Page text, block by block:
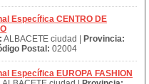
Específica CENTRO DE
ALBACETE ciudad |
Provincia:
Postal: 02004
Específica EUROPA FASHION